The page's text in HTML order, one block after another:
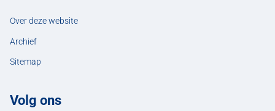
Over deze website
Archief
Sitemap
Volg ons